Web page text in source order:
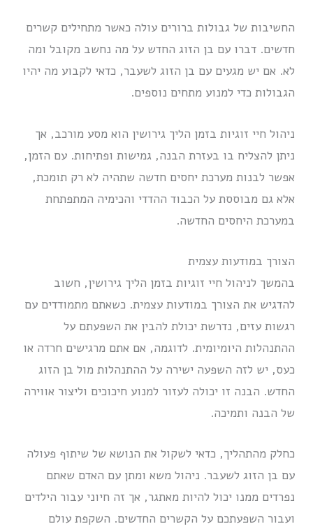
החשיבות של גבולות ברורים עולה כאשר מתחילים קשרים
חדשים. דברו עם בן הזוג החדש על מה נחשב מקובל ומה
לא. אם יש מגעים עם בן הזוג לשעבר, כדאי לקבוע מה יהיו
הגבולות כדי למנוע מתחים נוספים.
ניהול חיי זוגיות בזמן הליך גירושין הוא מסע מורכב, אך
ניתן להצליח בו בעזרת הבנה, גמישות ופתיחות. עם הזמן,
אפשר לבנות מערכת יחסים חדשה שתהיה לא רק תומכת,
אלא גם מבוססת על הכבוד ההדדי והכימיה המתפתחת
במערכת היחסים החדשה.
הצורך במודעות עצמית
בהמשך לניהול חיי זוגיות בזמן הליך גירושין, חשוב
להדגיש את הצורך במודעות עצמית. כשאתם מתמודדים עם
רגשות עזים, נדרשת יכולת להבין את השפעתם על
ההתנהלות היומיומית. לדוגמה, אם אתם מרגישים חרדה או
כעס, יש לזה השפעה ישירה על ההתנהלות מול בן הזוג
החדש. הבנה זו יכולה לעזור למנוע חיכוכים וליצור אווירה
של הבנה ותמיכה.
כחלק מהתהליך, כדאי לשקול את הנושא של שיתוף פעולה
עם בן הזוג לשעבר. ניהול משא ומתן עם האדם שאתם
נפרדים ממנו יכול להיות מאתגר, אך זה חיוני עבור הילדים
ועבור השפעתכם על הקשרים החדשים. השקפת עולם